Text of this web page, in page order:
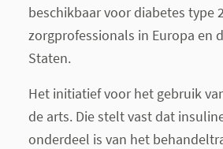
beschikbaar voor diabetes type
zorgprofessionals in Europa en
Staten.
Het initiatief voor het gebruik
de arts. Die stelt vast dat
onderdeel is van het